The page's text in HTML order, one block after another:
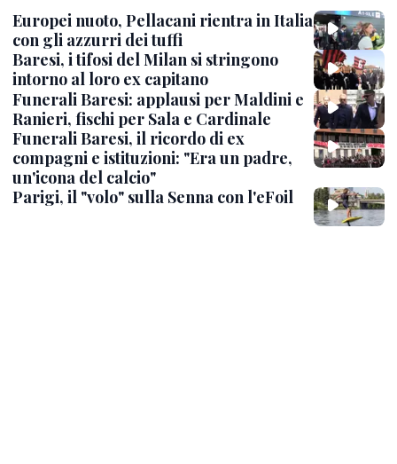
Europei nuoto, Pellacani rientra in Italia
con gli azzurri dei tuffi
Baresi, i tifosi del Milan si stringono
intorno al loro ex capitano
Funerali Baresi: applausi per Maldini e
Ranieri, fischi per Sala e Cardinale
Funerali Baresi, il ricordo di ex
compagni e istituzioni: "Era un padre,
un'icona del calcio"
Parigi, il "volo" sulla Senna con l'eFoil